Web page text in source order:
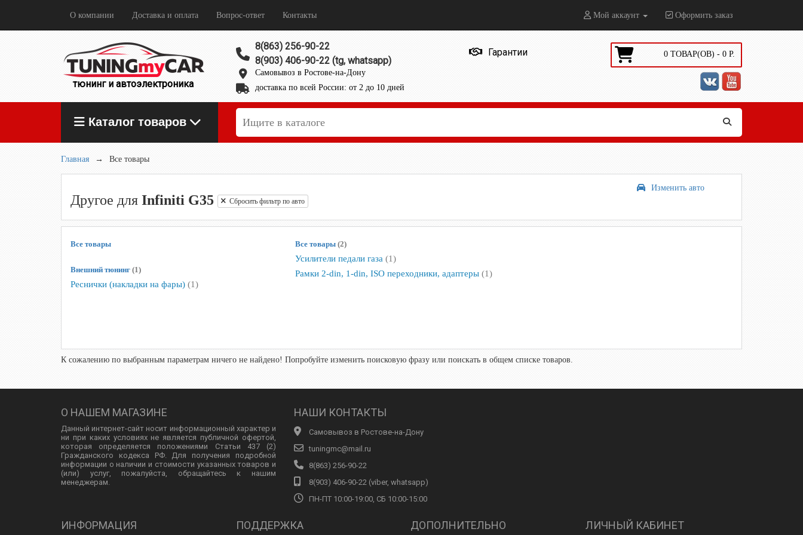
О компании Доставка и оплата Вопрос-ответ Контакты Мой аккаунт Оформить заказ
тюнинг и автоэлектроника
8(863) 256-90-22
8(903) 406-90-22 (tg, whatsapp)
Самовывоз в Ростове-на-Дону
доставка по всей России: от 2 до 10 дней
Гарантии 0 ТОВАР(ОВ) - 0 Р.
Каталог товаров
Главная → Все товары
Другое для Infiniti G35 Сбросить фильтр по авто
Изменить авто
Все товары
Внешний тюнинг (1)
Реснички (накладки на фары) (1)
Все товары (2)
Усилители педали газа (1)
Рамки 2-din, 1-din, ISO переходники, адаптеры (1)
К сожалению по выбранным параметрам ничего не найдено! Попробуйте изменить поисковую фразу или поискать в общем списке товаров.
О НАШЕМ МАГАЗИНЕ
Данный интернет-сайт носит информационный характер и
ни при каких условиях не является публичной офертой,
которая определяется положениями Статьи 437 (2)
Гражданского кодекса РФ. Для получения подробной
информации о наличии и стоимости указанных товаров и
(или) услуг, пожалуйста, обращайтесь к нашим
менеджерам.
НАШИ КОНТАКТЫ
Самовывоз в Ростове-на-Дону
tuningmc@mail.ru
8(863) 256-90-22
8(903) 406-90-22 (viber, whatsapp)
ПН-ПТ 10:00-19:00, СБ 10:00-15:00
ИНФОРМАЦИЯ ПОДДЕРЖКА ДОПОЛНИТЕЛЬНО ЛИЧНЫЙ КАБИНЕТ